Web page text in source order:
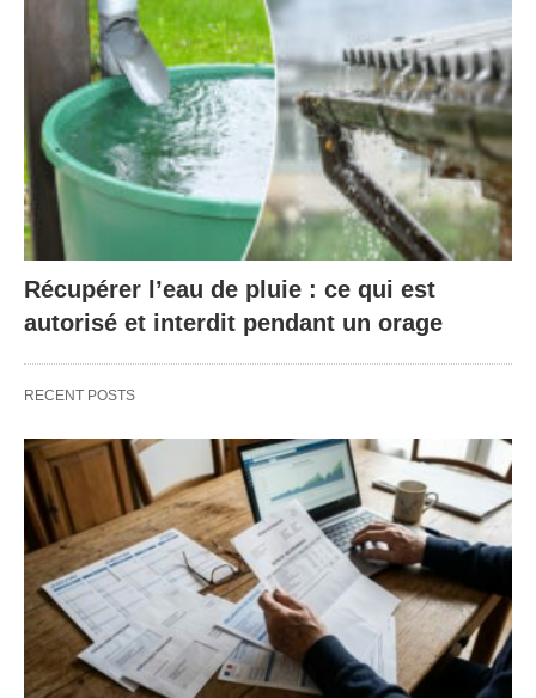
Récupérer l’eau de pluie : ce qui est
autorisé et interdit pendant un orage
RECENT POSTS